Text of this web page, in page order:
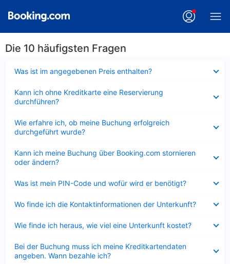
Die 10 häufigsten Fragen
Was ist im angegebenen Preis enthalten?
Kann ich ohne Kreditkarte eine Reservierung
durchführen?
Wie erfahre ich, ob meine Buchung erfolgreich
durchgeführt wurde?
Kann ich meine Buchung über Booking.com stornieren
oder ändern?
Was ist mein PIN-Code und wofür wird er benötigt?
Wo finde ich die Kontaktinformationen der Unterkunft?
Wie finde ich heraus, wie viel eine Unterkunft kostet?
Bei der Buchung muss ich meine Kreditkartendaten
angeben. Wann bezahle ich?